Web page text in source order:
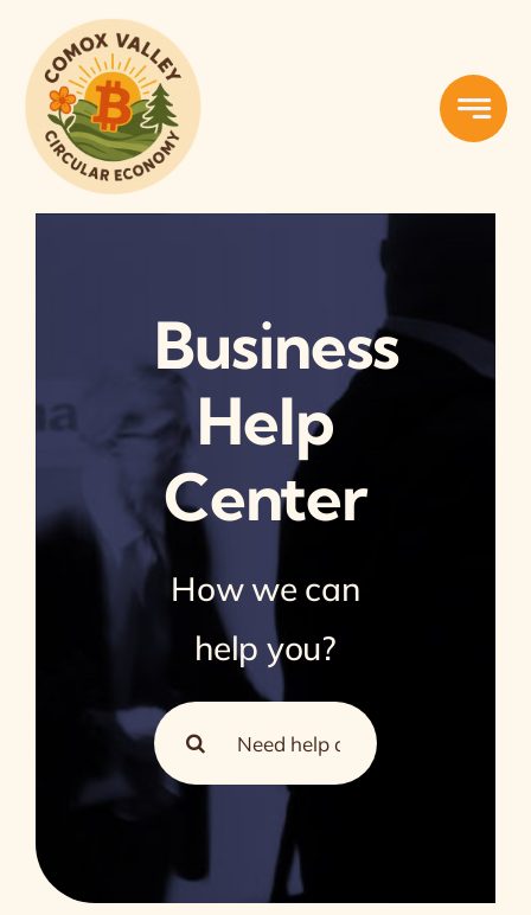
content
Business
Help
Center
How we can
help you?
Search
for: